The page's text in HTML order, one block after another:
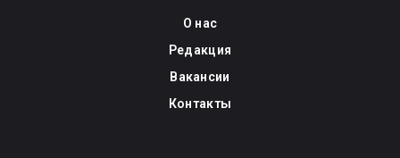
О нас
Редакция
Вакансии
Контакты